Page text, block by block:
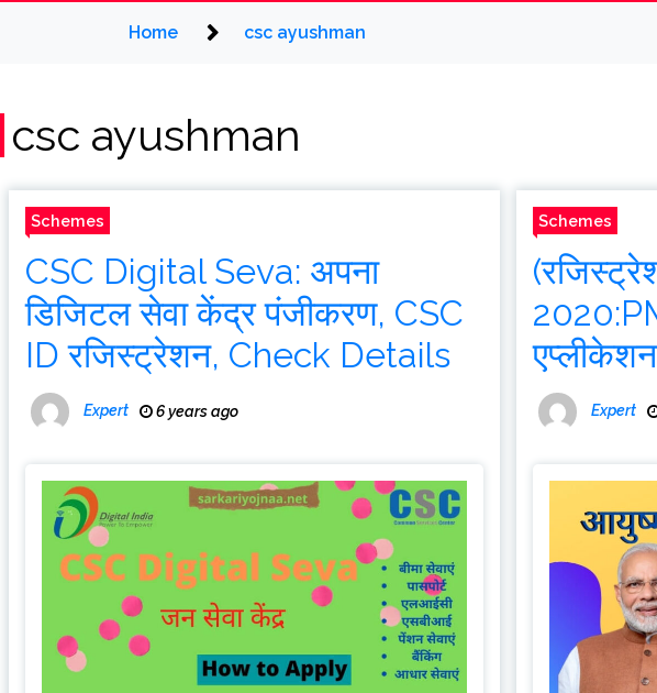
Home csc ayushman
csc ayushman
Schemes
CSC Digital Seva: अपना
डिजिटल सेवा केंद्र पंजीकरण, CSC
ID रजिस्ट्रेशन, Check Details
Expert 6 years ago
Schemes
एप्लीकेशन
Expert